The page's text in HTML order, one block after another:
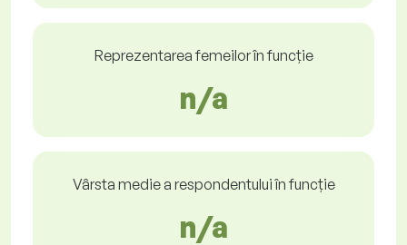
Reprezentarea femeilor în funcție
n/a
Vârsta medie a respondentului în funcție
n/a